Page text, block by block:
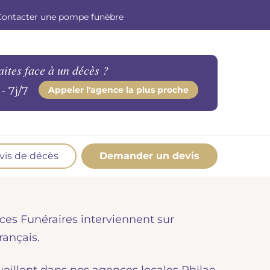
une pompe funèbre
face à un décès ?
7j/7 Appeler l'agence la plus proche
de décès Demander un devis
pour accompagner l'hommage du
Découvrez nos gammes spécialisées.
Funéraires interviennent sur